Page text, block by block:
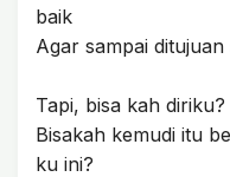
baik
Agar sampai
Tapi, bisa kah diriku?
Bisakah kemudi itu
ku ini?